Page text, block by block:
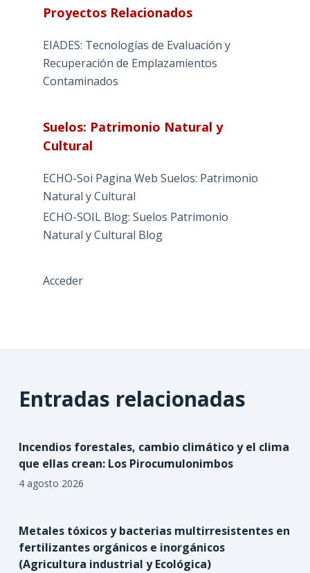
Proyectos Relacionados
EIADES: Tecnologías de Evaluación y
Recuperación de Emplazamientos
Contaminados
Suelos: Patrimonio Natural y
Cultural
ECHO-Soi Pagina Web Suelos: Patrimonio
Natural y Cultural
ECHO-SOIL Blog: Suelos Patrimonio
Natural y Cultural Blog
Acceder
Entradas relacionadas
Incendios forestales, cambio climático y el clima
que ellas crean: Los Pirocumulonimbos
4 agosto 2026
Metales tóxicos y bacterias multirresistentes en
fertilizantes orgánicos e inorgánicos
(Agricultura industrial y Ecológica)